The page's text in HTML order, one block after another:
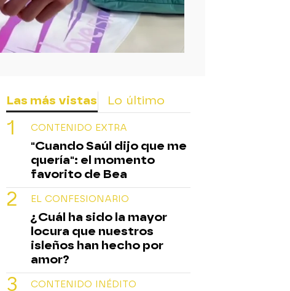
Las más vistas Lo último
CONTENIDO EXTRA
"Cuando Saúl dijo que me
quería": el momento
favorito de Bea
EL CONFESIONARIO
¿Cuál ha sido la mayor
locura que nuestros
isleños han hecho por
amor?
CONTENIDO INÉDITO